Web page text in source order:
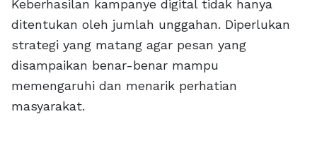
Keberhasilan kampanye digital tidak hanya
ditentukan oleh jumlah unggahan. Diperlukan
strategi yang matang agar pesan yang
disampaikan benar-benar mampu
memengaruhi dan menarik perhatian
masyarakat.